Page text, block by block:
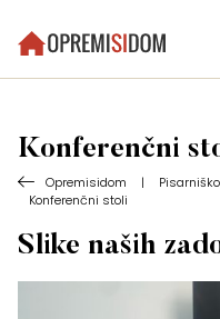
Konferenčni
Opremisidom |
Konferenčni stoli
Slike naših